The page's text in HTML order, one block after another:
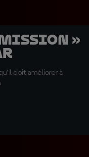
»
doit améliorer à